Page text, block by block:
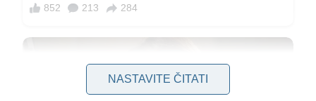
NASTAVITE ČITATI